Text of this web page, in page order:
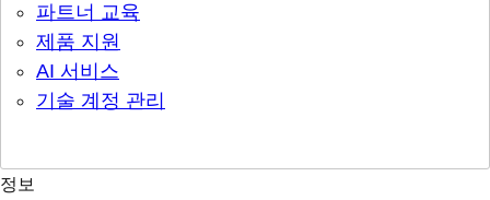
파트너 교육
제품 지원
AI 서비스
기술 계정 관리
정보